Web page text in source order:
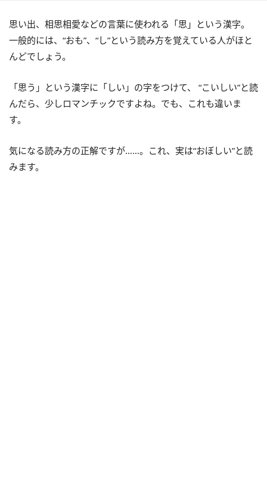
思い出、相思相愛などの言葉に使われる「思」という漢字。
一般的には、“おも”、“し”という読み方を覚えている人がほと
んどでしょう。
「思う」という漢字に「しい」の字をつけて、 “こいしい”と読
んだら、少しロマンチックですよね。でも、これも違いま
す。
気になる読み方の正解ですが……。これ、実は“おぼしい”と読
みます。